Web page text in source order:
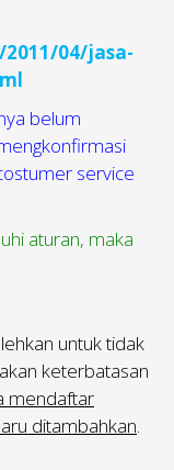
04/jasa-
belum
service
aturan, maka
untuk tidak
keterbatasan
mendaftar
ditambahkan.